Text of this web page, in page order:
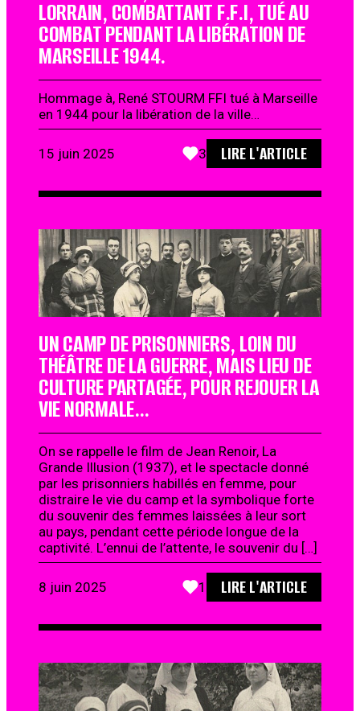
LORRAIN, COMBATTANT F.F.I, TUÉ AU
COMBAT PENDANT LA LIBÉRATION DE
MARSEILLE 1944.
Hommage à, René STOURM FFI tué à Marseille
en 1944 pour la libération de la ville…
15 juin 2025 3 LIRE L'ARTICLE
UN CAMP DE PRISONNIERS, LOIN DU
THÉÂTRE DE LA GUERRE, MAIS LIEU DE
CULTURE PARTAGÉE, POUR REJOUER LA
VIE NORMALE…
On se rappelle le film de Jean Renoir, La
Grande Illusion (1937), et le spectacle donné
par les prisonniers habillés en femme, pour
distraire le vie du camp et la symbolique forte
du souvenir des femmes laissées à leur sort
au pays, pendant cette période longue de la
captivité. L’ennui de l’attente, le souvenir du […]
8 juin 2025 1 LIRE L'ARTICLE